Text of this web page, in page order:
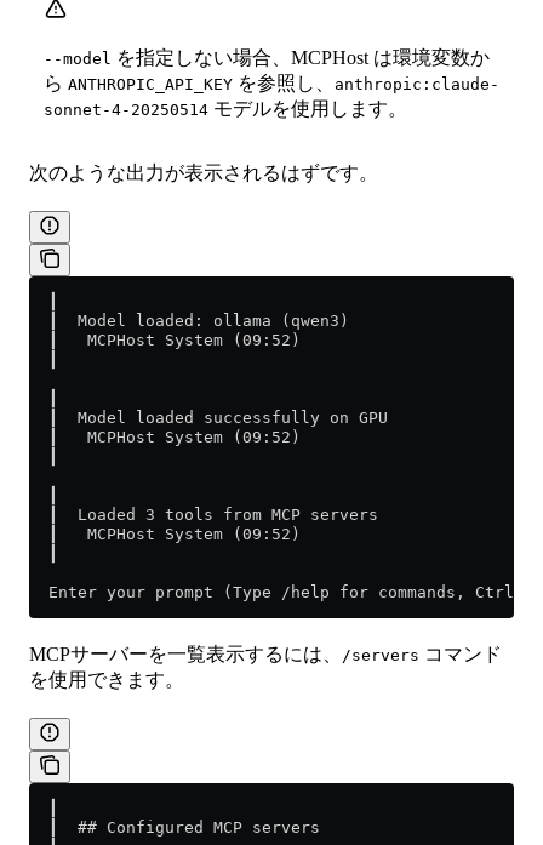
--model を指定しない場合、MCPHost は環境変数か
ら ANTHROPIC_API_KEY を参照し、
anthropic:claude-
sonnet-4-20250514 モデルを使用します。
次のような出力が表示されるはずです。
┃  Model loaded: ollama (qwen3)
┃   MCPHost System (09:52)
┃  Model loaded successfully on GPU
┃   MCPHost System (09:52)
┃  Loaded 3 tools from MCP servers
┃   MCPHost System (09:52)
Enter your prompt (Type /help for commands,
MCPサーバーを一覧表示するには、 /servers コマンド
を使用できます。
┃  ## Configured MCP servers